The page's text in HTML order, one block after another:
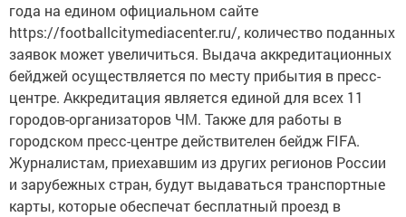
года на едином официальном сайте
https://footballcitymediacenter.ru/, количество поданных
заявок может увеличиться. Выдача аккредитационных
бейджей осуществляется по месту прибытия в пресс-
центре. Аккредитация является единой для всех 11
городов-организаторов ЧМ. Также для работы в
городском пресс-центре действителен бейдж FIFA.
Журналистам, приехавшим из других регионов России
и зарубежных стран, будут выдаваться транспортные
карты, которые обеспечат бесплатный проезд в